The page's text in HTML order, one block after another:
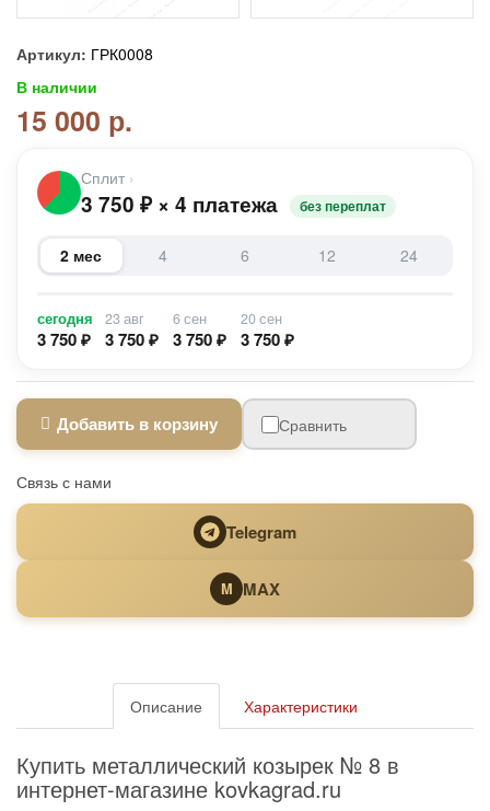
Артикул: ГРК0008
В наличии
15 000 р.
Сплит ›
3 750 ₽ × 4 платежа без переплат
2 мес 4 6 12 24
сегодня
3 750 ₽
23 авг
3 750 ₽
6 сен
3 750 ₽
20 сен
3 750 ₽
Добавить в корзину Сравнить
Связь с нами
Telegram
M MAX
Описание Характеристики
Купить металлический козырек № 8 в
интернет-магазине kovkagrad.ru